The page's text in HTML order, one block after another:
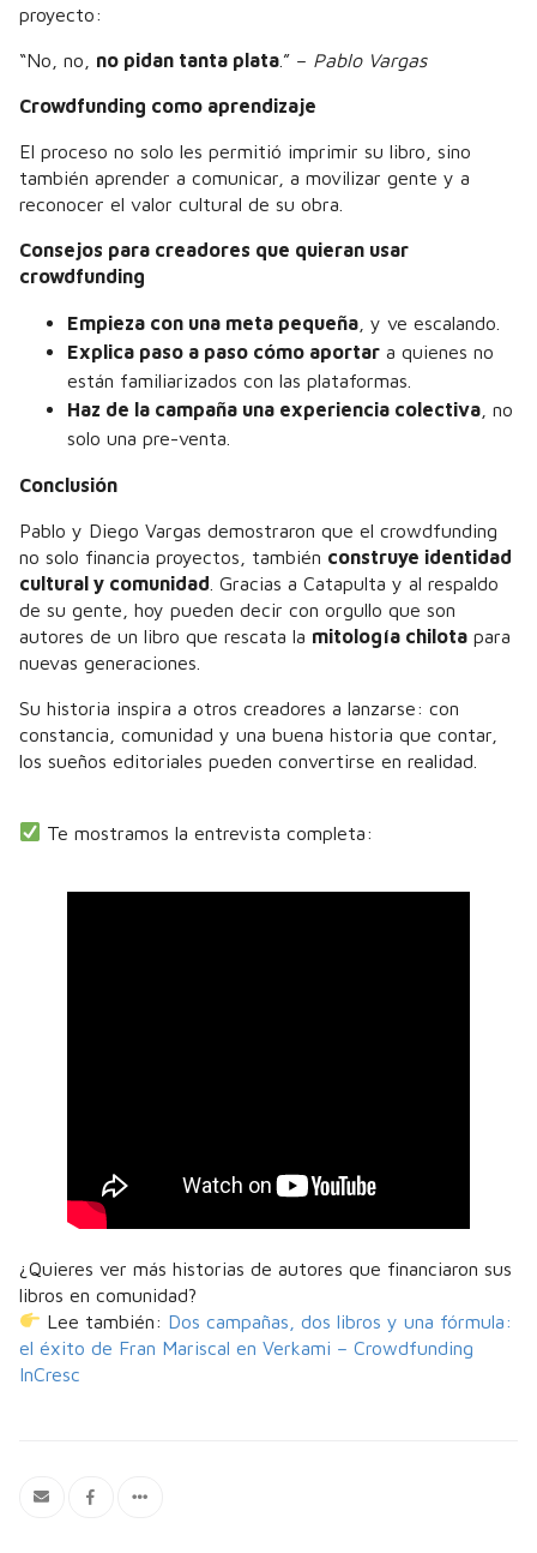
proyecto:
“No, no, no pidan tanta plata .” – Pablo Vargas
Crowdfunding como aprendizaje
El proceso no solo les permitió imprimir su libro, sino
también aprender a comunicar, a movilizar gente y a
reconocer el valor cultural de su obra.
Consejos para creadores que quieran usar
crowdfunding
Empieza con una meta pequeña , y ve escalando.
Explica paso a paso cómo aportar a quienes no
están familiarizados con las plataformas.
Haz de la campaña una experiencia colectiva , no
solo una pre-venta.
Conclusión
Pablo y Diego Vargas demostraron que el crowdfunding
no solo financia proyectos, también construye identidad
cultural y comunidad . Gracias a Catapulta y al respaldo
de su gente, hoy pueden decir con orgullo que son
autores de un libro que rescata la mitología chilota para
nuevas generaciones.
Su historia inspira a otros creadores a lanzarse: con
constancia, comunidad y una buena historia que contar,
los sueños editoriales pueden convertirse en realidad.
Te mostramos la entrevista completa:
¿Quieres ver más historias de autores que financiaron sus
libros en comunidad?
Lee también: Dos campañas, dos libros y una fórmula:
el éxito de Fran Mariscal en Verkami – Crowdfunding
InCresc